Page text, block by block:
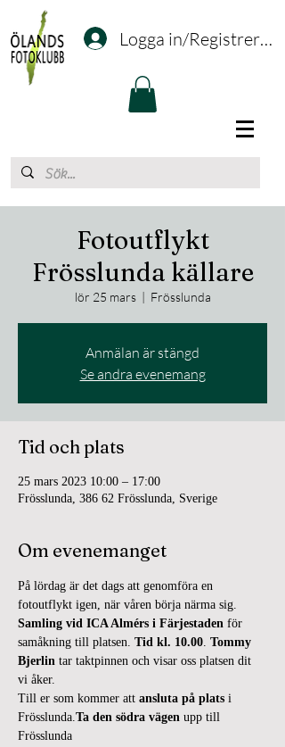
Logga in/Registrering
Fotoutflykt
Frösslunda källare
lör 25 mars
  |
Frösslunda
Anmälan är stängd
Se andra evenemang
Tid och plats
25 mars 2023 10:00 – 17:00
Frösslunda, 386 62 Frösslunda, Sverige
Om evenemanget
På lördag är det dags att genomföra en
fotoutflykt igen, när våren börja närma sig.
Samling vid ICA Almérs i Färjestaden för
samåkning till platsen. Tid kl. 10.00. Tommy
Bjerlin tar taktpinnen och visar oss platsen dit
vi åker.
Till er som kommer att ansluta på plats i
Frösslunda.Ta den södra vägen upp till
Frösslunda